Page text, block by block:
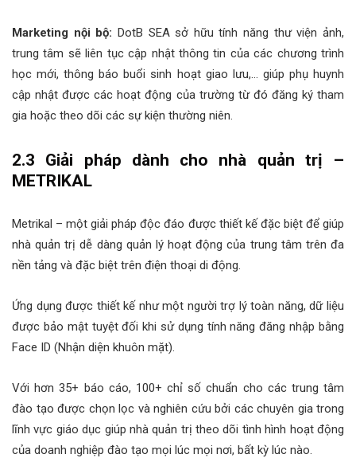
Marketing nội bộ: DotB SEA sở hữu tính năng thư viện ảnh,
trung tâm sẽ liên tục cập nhật thông tin của các chương trình
học mới, thông báo buổi sinh hoạt giao lưu,… giúp phụ huynh
cập nhật được các hoạt động của trường từ đó đăng ký tham
gia hoặc theo dõi các sự kiện thường niên.
2.3 Giải pháp dành cho nhà quản trị –
METRIKAL
Metrikal – một giải pháp độc đáo được thiết kế đặc biệt để giúp
nhà quản trị dễ dàng quản lý hoạt động của trung tâm trên đa
nền tảng và đặc biệt trên điện thoại di động.
Ứng dụng được thiết kế như một người trợ lý toàn năng, dữ liệu
được bảo mật tuyệt đối khi sử dụng tính năng đăng nhập bằng
Face ID (Nhận diện khuôn mặt).
Với hơn 35+ báo cáo, 100+ chỉ số chuẩn cho các trung tâm
đào tạo được chọn lọc và nghiên cứu bởi các chuyên gia trong
lĩnh vực giáo dục giúp nhà quản trị theo dõi tình hình hoạt động
của doanh nghiệp đào tạo mọi lúc mọi nơi, bất kỳ lúc nào.